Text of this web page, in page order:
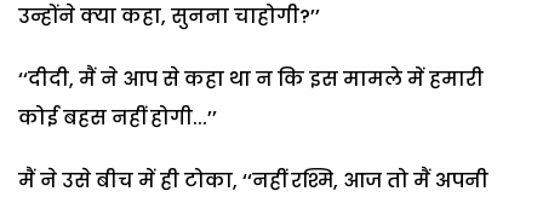
उन्होंने क्या कहा, सुनना चाहोगी?’’
‘‘दीदी, मैं ने आप से कहा था न कि इस मामले में हमारी
कोई बहस नहीं होगी...’’
मैं ने उसे बीच में ही टोका, ‘‘नहीं रश्मि, आज तो मैं अपनी